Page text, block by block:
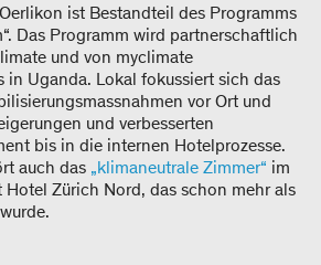
ist Bestandteil des Programms
Das Programm wird partnerschaftlich
und von myclimate
in Uganda. Lokal fokussiert sich das
vor Ort und
und verbesserten
bis in die internen Hotelprozesse.
auch das „klimaneutrale Zimmer“ im
Zürich Nord, das schon mehr als